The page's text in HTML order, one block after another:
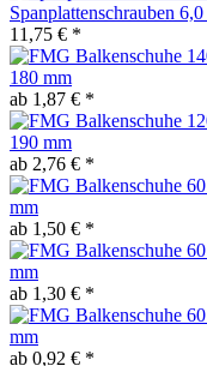
Spanplattenschrauben
11,75 € *
180 mm
ab 1,87 € *
190 mm
ab 2,76 € *
mm
ab 1,50 € *
mm
ab 1,30 € *
mm
ab 0,92 € *